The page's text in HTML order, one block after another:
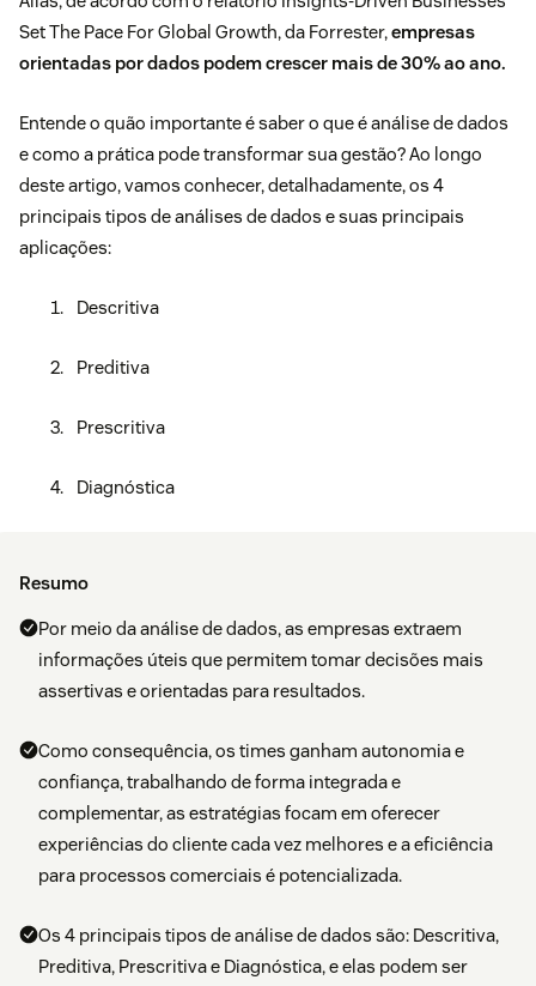
Set The Pace For Global Growth, da Forrester,empresas
orientadas por dados podem crescer mais de 30% ao ano.
Entende o quão importante é saber o que é análise de dados
e como a prática pode transformar sua gestão? Ao longo
deste artigo, vamos conhecer, detalhadamente, os 4
principais tipos de análises de dados e suas principais
aplicações:
Descritiva
Preditiva
Prescritiva
Diagnóstica
Resumo
Por meio da análise de dados, as empresas extraem
informações úteis que permitem tomar decisões mais
assertivas e orientadas para resultados.
Como consequência, os times ganham autonomia e
confiança, trabalhando de forma integrada e
complementar, as estratégias focam em oferecer
experiências do cliente cada vez melhores e a eficiência
para processos comerciais é potencializada.
Os 4 principais tipos de análise de dados são: Descritiva,
Preditiva, Prescritiva e Diagnóstica, e elas podem ser